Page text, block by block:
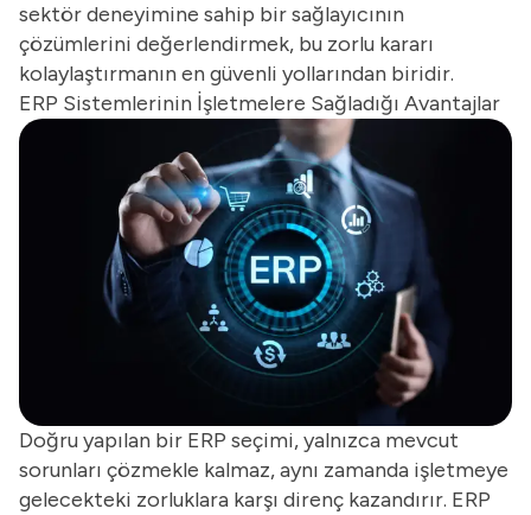
sektör deneyimine sahip bir sağlayıcının
çözümlerini değerlendirmek, bu zorlu kararı
kolaylaştırmanın en güvenli yollarından biridir.
ERP Sistemlerinin İşletmelere Sağladığı Avantajlar
Doğru yapılan bir ERP seçimi, yalnızca mevcut
sorunları çözmekle kalmaz, aynı zamanda işletmeye
gelecekteki zorluklara karşı direnç kazandırır. ERP